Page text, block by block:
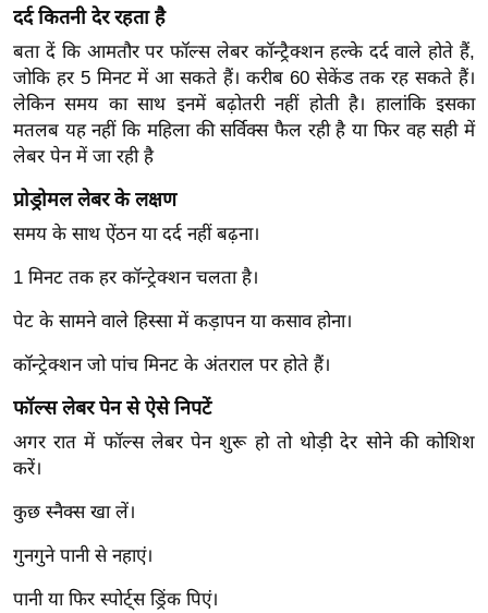
टो
व
र्ल्ड
न्यू
ज
ब्री
फ
म
रं
ज
ज
ग
बॉ
वु
ड
ली
दर्द कितनी देर रहता है
बता दें कि आमतौर पर फॉल्स लेबर कॉन्ट्रैक्शन हल्के दर्द वाले होते हैं,
जोकि हर 5 मिनट में आ सकते हैं। करीब 60 सेकेंड तक रह सकते हैं।
लेकिन समय का साथ इनमें बढ़ोतरी नहीं होती है। हालांकि इसका
मतलब यह नहीं कि महिला की सर्विक्स फैल रही है या फिर वह सही में
लेबर पेन में जा रही है
प्रोड्रोमल लेबर के लक्षण
समय के साथ ऐंठन या दर्द नहीं बढ़ना।
1 मिनट तक हर कॉन्‍ट्रेक्शन चलता है।
पेट के सामने वाले हिस्सा में कड़ापन या कसाव होना।
कॉन्‍ट्रेक्‍शन जो पांच मिनट के अंतराल पर होते हैं।
फॉल्‍स लेबर पेन से ऐसे निपटें
अगर रात में फॉल्स लेबर पेन शुरू हो तो थोड़ी देर सोने की कोशिश
करें।
कुछ स्नैक्स खा लें।
गुनगुने पानी से नहाएं।
पानी या फिर स्पोर्ट्स ड्रिंक पिएं।